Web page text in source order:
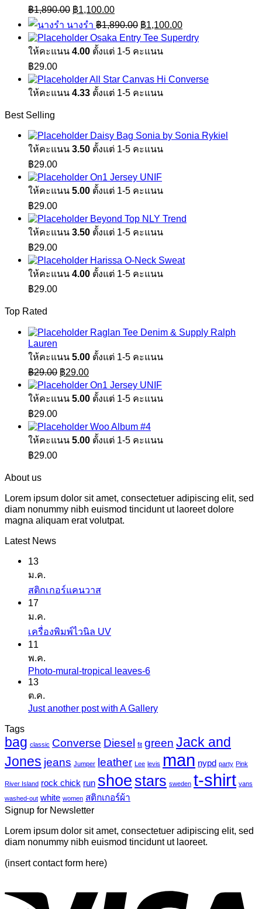
฿1,890.00 Original
price
was:
฿1,890.00.
฿1,100.00Current
price
is:
฿1,100.00.
นางรำ ฿1,890.00 Original
price
was:
฿1,890.00.
฿1,100.00Current
price
is:
Osaka Entry Tee Superdry
ให้คะแนน 4.00 ตั้งแต่ 1-5 คะแนน
฿29.00
All Star Canvas Hi Converse
ให้คะแนน 4.33 ตั้งแต่ 1-5 คะแนน
Best Selling
Daisy Bag Sonia by Sonia Rykiel
ให้คะแนน 3.50 ตั้งแต่ 1-5 คะแนน
฿29.00
On1 Jersey UNIF
ให้คะแนน 5.00 ตั้งแต่ 1-5 คะแนน
฿29.00
Beyond Top NLY Trend
ให้คะแนน 3.50 ตั้งแต่ 1-5 คะแนน
฿29.00
Harissa O-Neck Sweat
ให้คะแนน 4.00 ตั้งแต่ 1-5 คะแนน
฿29.00
Top Rated
Raglan Tee Denim & Supply Ralph
Lauren
ให้คะแนน 5.00 ตั้งแต่ 1-5 คะแนน
฿29.00 Original
price
was:
฿29.00.
฿29.00Current
price
is:
฿29.00.
On1 Jersey UNIF
ให้คะแนน 5.00 ตั้งแต่ 1-5 คะแนน
฿29.00
Woo Album #4
ให้คะแนน 5.00 ตั้งแต่ 1-5 คะแนน
฿29.00
About us
Lorem ipsum dolor sit amet, consectetuer adipiscing elit, sed
diam nonummy nibh euismod tincidunt ut laoreet dolore
magna aliquam erat volutpat.
Latest News
13
ม.ค.
สติกเกอร์แคนวาสไม่มี
บน
นวาส
17
ม.ค.
เครื่องพิมพ์ไวนิล UVไม่มี
บน
ไว
11
พ.ค.
Photo-mural-tropical leaves-6ไม่มี
mural-
tropical
leaves-
13
ต.ค.
Just another post with A Galleryไม่มี
เห็น
บน
Just
another
post
Tags
bag classic Converse Diesel fit green Jack and
Jones jeans Jumper leather Lee levis man nypd party Pink
River Island rock chick run shoe stars sweden t-shirt vans
washed-out white women สติกเกอร์ผ้า
Signup for Newsletter
Lorem ipsum dolor sit amet, consectetuer adipiscing elit, sed
diam nonummy nibh euismod tincidunt ut laoreet.
(insert contact form here)